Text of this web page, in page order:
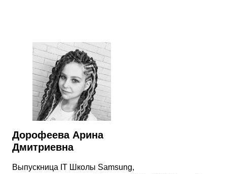
Дорофеева Арина
Дмитриевна
Выпускница IT Школы Samsung,